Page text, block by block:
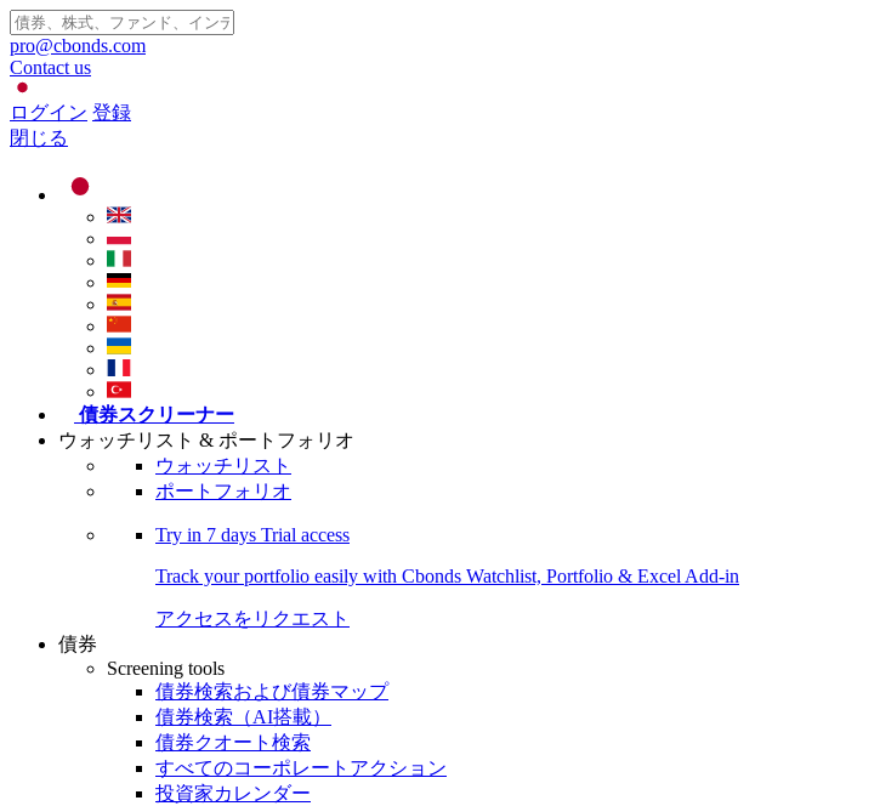
pro@cbonds.com
Contact us
ログイン 登録
閉じる
債券スクリーナー
ウォッチリスト & ポートフォリオ
ウォッチリスト
ポートフォリオ
Try in 7 days Trial access
Track your portfolio easily with Cbonds Watchlist, Portfolio & Excel Add-in
アクセスをリクエスト
債券
Screening tools
債券検索および債券マップ
債券検索（AI搭載）
債券クオート検索
すべてのコーポレートアクション
投資家カレンダー